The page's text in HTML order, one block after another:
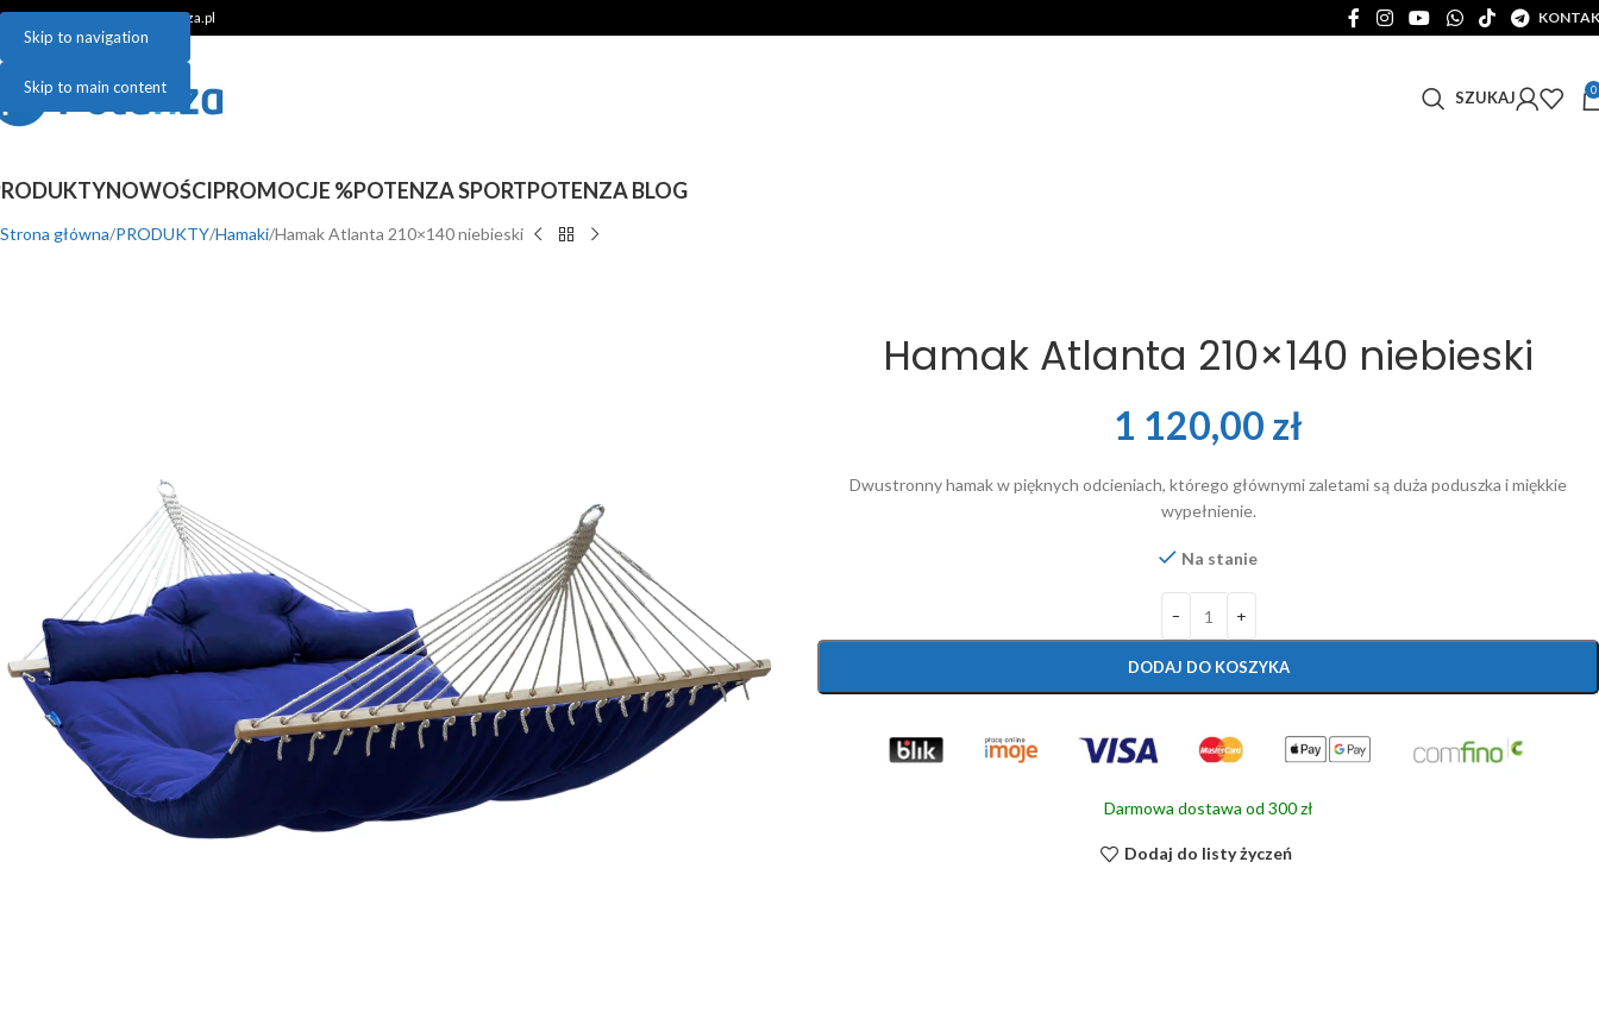
Skip to navigation
Skip to main content
781 048 899 | sklep@potenza.pl
SZUKAJ 0
NOWOŚCIPROMOCJE %POTENZA SPORTPOTENZA BLOG
Strona główna PRODUKTY Hamaki Hamak Atlanta 210×140 niebieski
Hamak Atlanta 210×140 niebieski
1 120,00 zł
Dwustronny hamak w pięknych odcieniach, którego głównymi zaletami są duża poduszka i miękkie
wypełnienie.
Na stanie
DODAJ DO KOSZYKA
Darmowa dostawa od 300 zł
Dodaj do listy życzeń